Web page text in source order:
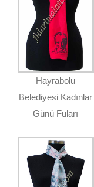
Hayrabolu
Belediyesi Kadınlar
Günü Fuları